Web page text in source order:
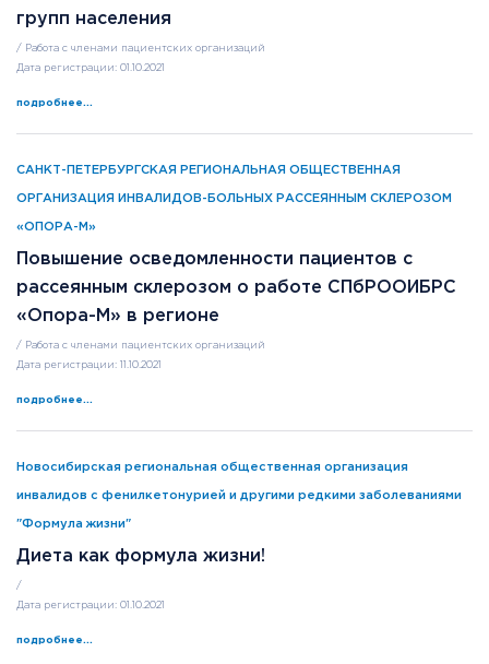
групп населения
/ Работа с членами пациентских организаций
Дата регистрации: 01.10.2021
подробнее...
САНКТ-ПЕТЕРБУРГСКАЯ РЕГИОНАЛЬНАЯ ОБЩЕСТВЕННАЯ
ОРГАНИЗАЦИЯ ИНВАЛИДОВ-БОЛЬНЫХ РАССЕЯННЫМ СКЛЕРОЗОМ
«ОПОРА-М»
Повышение осведомленности пациентов с
рассеянным склерозом о работе СПбРООИБРС
«Опора-М» в регионе
/ Работа с членами пациентских организаций
Дата регистрации: 11.10.2021
подробнее...
Новосибирская региональная общественная организация
инвалидов с фенилкетонурией и другими редкими заболеваниями
"Формула жизни"
Диета как формула жизни!
/
Дата регистрации: 01.10.2021
подробнее...